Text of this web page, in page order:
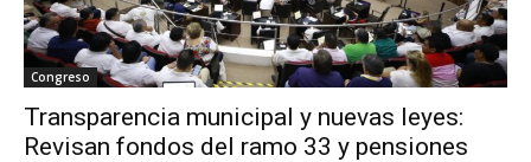
Congreso
Transparencia municipal y nuevas leyes:
Revisan fondos del ramo 33 y pensiones